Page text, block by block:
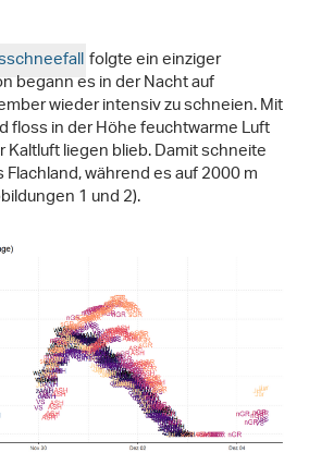
folgte ein einziger
begann es in der Nacht auf
wieder intensiv zu schneien. Mit
floss in der Höhe feuchtwarme Luft
liegen blieb. Damit schneite
während es auf 2000 m
1 und 2).